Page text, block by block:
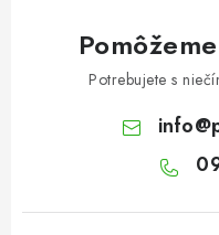
Potrebujete s
info@